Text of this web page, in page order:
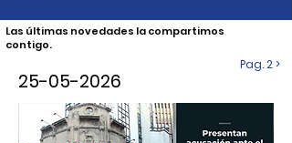
Las últimas novedades la compartimos
contigo.
Pag. 2 >
25-05-2026